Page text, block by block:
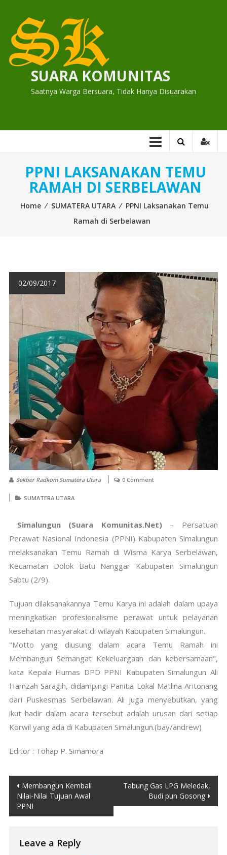
content
SUARA KOMUNITAS
Saatnya Warga Bersuara, Tidak Hanya Disuarakan
PPNI LAKSANAKAN TEMU
RAMAH DI SERBELAWAN
Home ⁄ SUMATERA UTARA ⁄ PPNI Laksanakan Temu
Ramah di Serbelawan
02/09/2017
Sekber Radkom Sumatera Utara 0 Comment
SUMATERA UTARA
Simalungun (Suara Komunitas.Net) – Persatuan
Perawat Nasional Indonesia (PPNI) Kabupaten Simalungun
melaksanakan Temu Ramah di Wisma Karya Serbelawan,
Kecamatan Dolok Batu Nanggar Kabupaten Simalungun
Sabtu (2/9).
Tujuan dilaksanakannya Temu Karya ini adalah dalam upaya
meningkatkan profesionalisme perawat untuk pelayanan
kesehatan masyarakat di wilayah Kabupaten Simalungun.
"Motto yang diusung dalam acara Temu Ramah ini
Membangun Semangat Kekeluargaan dan kebersamaan",
kata Kepala Humas DPD PPNI Kabupaten Simalungun Ali
Hamzah Saragih, didampingi Panitia Lokal Matlina Aritonang
dari Puskesmas Serbelawan. Ali juga menyebutkan, yang
ikut hadir dalam acara tersebut adalah urusan dari setiap
Korwil yang ada di Kabupaten Simalungun.(bay/andrew)
Editor : Tohap P. Simamora
Post
navigation
Membangun Kembali
Nilai-Nilai Tujuan Awal
PPNI
Tabung Gas LPG Meledak,
Budi pun Gosong
Leave a Reply